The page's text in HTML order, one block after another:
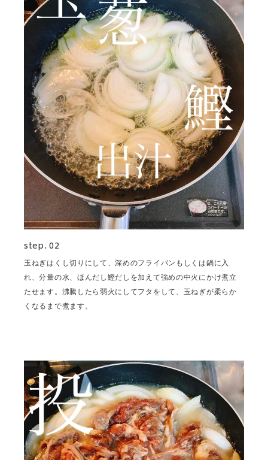
step. 02
玉ねぎはくし切りにして、深めのフライパンもしくは鍋に入
れ、分量の水、ほんだし鰹だしを加えて強めの中火にかけ煮立
たせます。沸騰したら弱火にしてフタをして、玉ねぎが柔らか
くなるまで煮ます。